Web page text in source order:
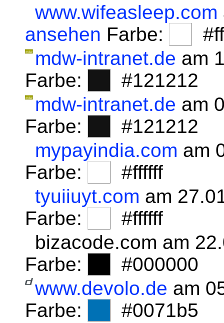
www.wifeasleep.com
ansehen Farbe:
mdw-intranet.de am
Farbe:
#121212
mdw-intranet.de am
Farbe:
#121212
mypayindia.com am
Farbe:
#ffffff
tyuiiuyt.com am
Farbe:
#ffffff
bizacode.com am
Farbe:
#000000
www.devolo.de am
Farbe:
#0071b5